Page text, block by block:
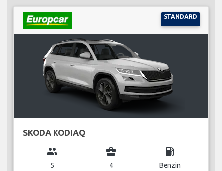
STANDARD
SKODA KODIAQ
group
5
business_center
4
local_gas_station
Benzin